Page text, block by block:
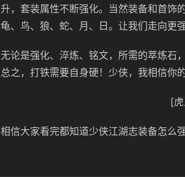
升，套装属性不断强化。当然装备和首饰
龟、鸟、狼、蛇、月、日。让我们走向更强
无论是强化、淬炼、铭文，所需的萃炼石
总之，打铁需要自身硬！少侠，我相信你
[
相信大家看完都知道少侠江湖志装备怎么